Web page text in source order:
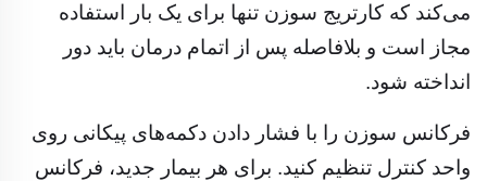
می‌کند که کارتریج سوزن تنها برای یک بار استفاده
مجاز است و بلافاصله پس از اتمام درمان باید دور
انداخته شود.
فرکانس سوزن را با فشار دادن دکمه‌های پیکانی روی
واحد کنترل تنظیم کنید. برای هر بیمار جدید، فرکانس